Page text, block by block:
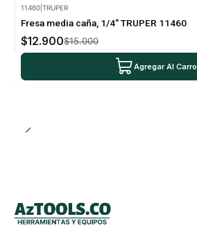
11460 |TRUPER
Fresa media caña, 1/4" TRUPER 11460
$12.900$15.000
Agregar Al Carro